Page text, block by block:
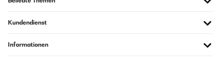
Kundendienst
Informationen